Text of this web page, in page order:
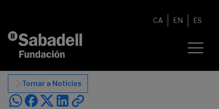
CA EN ES
Tornar a Notícies